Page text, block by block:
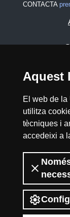
Aquest
El web de la
utilitza
tècniques i
accedeixi a
CONTACTA
View low-bandwidth